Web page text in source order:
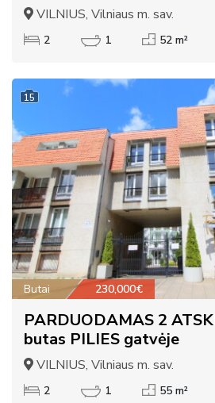
VILNIUS, Vilniaus m. sav.
2 1 52 m²
15
Butai 230,000€
PARDUODAMAS 2
butas PILIES gatvėje
VILNIUS, Vilniaus m. sav.
2 1 55 m²